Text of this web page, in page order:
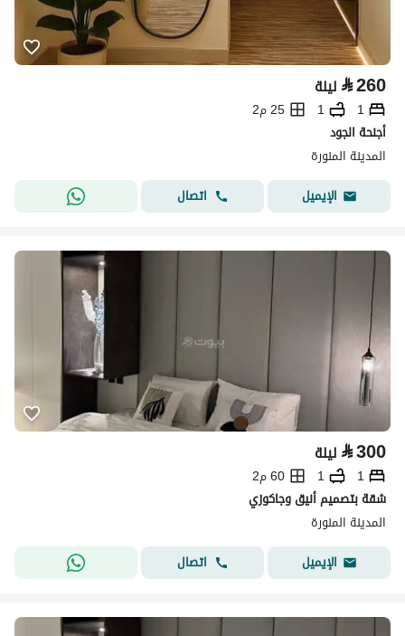
⃁260 ليلة
1
1
25 م2
أجنحة الجود
المدينة المنورة
الإيميل
اتصال
⃁300 ليلة
1
1
60 م2
شقة بتصميم أنيق وجاكوزي
المدينة المنورة
الإيميل
اتصال